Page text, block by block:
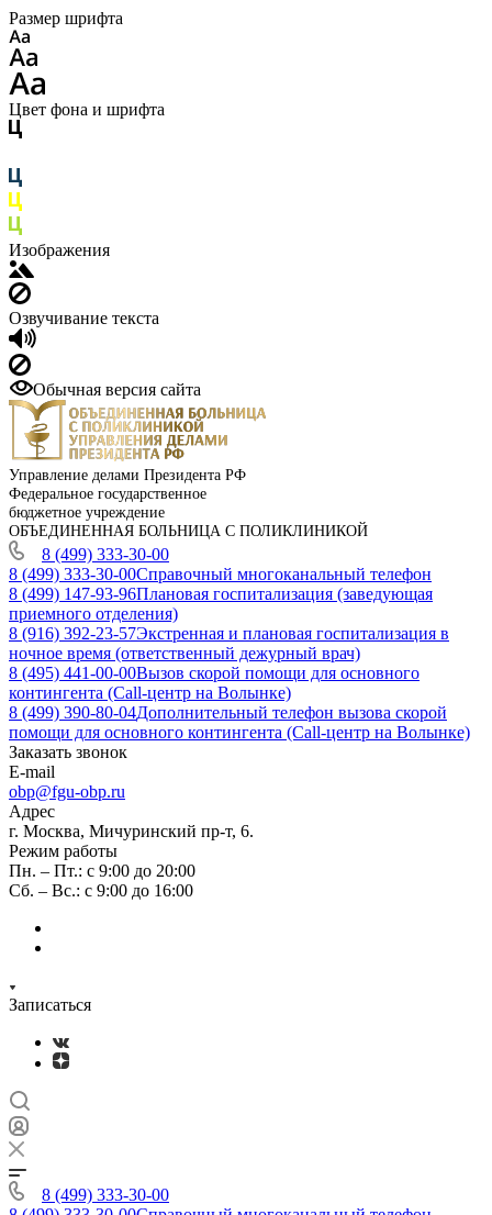
Размер шрифта
Цвет фона и шрифта
Изображения
Озвучивание текста
Обычная версия сайта
Управление делами Президента РФ
Федеральное государственное
бюджетное учреждение
ОБЪЕДИНЕННАЯ БОЛЬНИЦА С ПОЛИКЛИНИКОЙ
8 (499) 333-30-00
8 (499) 333-30-00Справочный многоканальный телефон
8 (499) 147-93-96Плановая госпитализация (заведующая
приемного отделения)
8 (916) 392-23-57Экстренная и плановая госпитализация в
ночное время (ответственный дежурный врач)
8 (495) 441-00-00Вызов скорой помощи для основного
контингента (Call-центр на Волынке)
8 (499) 390-80-04Дополнительный телефон вызова скорой
помощи для основного контингента (Call-центр на Волынке)
Заказать звонок
E-mail
obp@fgu-obp.ru
Адрес
г. Москва, Мичуринский пр-т, 6.
Режим работы
Пн. – Пт.: с 9:00 до 20:00
Сб. – Вс.: с 9:00 до 16:00
Записаться
8 (499) 333-30-00